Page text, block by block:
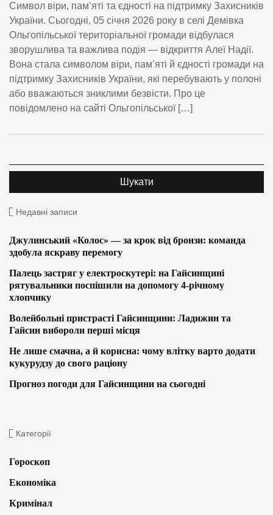
Символ віри, пам’яті та єдності на підтримку Захисників
України. Сьогодні, 05 січня 2026 року в селі Демівка
Ольгопільської територіальної громади відбулася
зворушлива та важлива подія — відкриття Алеї Надії.
Вона стала символом віри, пам’яті й єдності громади на
підтримку Захисників України, які перебувають у полоні
або вважаються зниклими безвісти. Про це
повідомлено на сайті Ольгопільської […]
Недавні записи
Джулинський «Колос» — за крок від бронзи: команда
здобула яскраву перемогу
Палець застряг у електроскутері: на Гайсинщині
рятувальники поспішили на допомогу 4-річному
хлопчику
Волейбольні пристрасті Гайсинщини: Ладижин та
Гайсин вибороли перші місця
Не лише смачна, а й корисна: чому влітку варто додати
кукурудзу до свого раціону
Прогноз погоди для Гайсинщини на сьогодні
Категорії
Гороскоп
Економіка
Кримінал